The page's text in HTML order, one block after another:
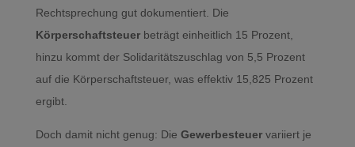
Rechtsprechung gut dokumentiert. Die
Körperschaftsteuerbeträgt einheitlich 15 Prozent,
hinzu kommt der Solidaritätszuschlag von 5,5 Prozent
auf die Körperschaftsteuer, was effektiv 15,825 Prozent
ergibt.
Doch damit nicht genug: Die Gewerbesteuervariiert je